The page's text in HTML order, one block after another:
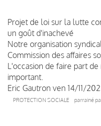
Projet de loi sur la lutte
un goût d'inachevé
Notre organisation
Commission des affaires
L'occasion de faire part
important.
Eric Gautron ven 14/11/
PROTECTION SOCIALE parrainé